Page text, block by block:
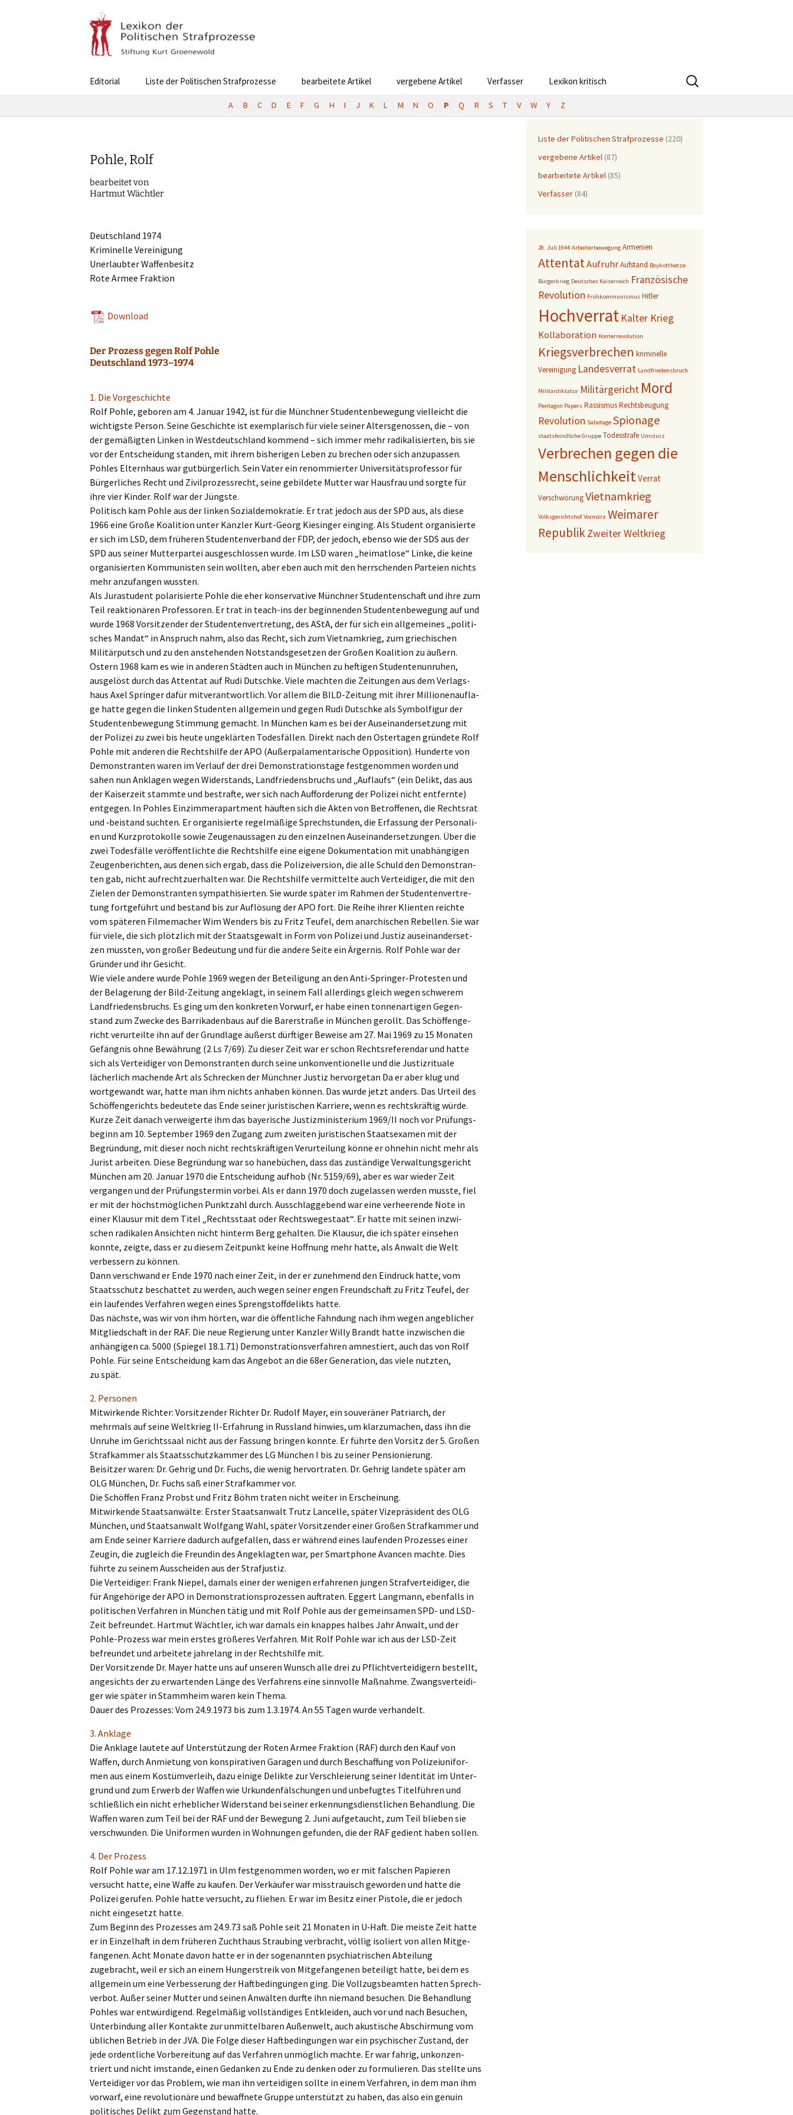
Editorial Liste der Politischen Strafprozesse bearbeitete Artikel vergebene Artikel Verfasser Lexikon kritisch
Suchen
nach:
A B C D E F G H I J K L M N O P Q R S T V W Y Z
Pohle, Rolf
bearbei­tet von
Hartmut Wächtler
Deutsch­land 1974
Krimi­nel­le Vereinigung
Unerlaub­ter Waffenbesitz
Rote Armee Fraktion
Download
Der Prozess gegen Rolf Pohle
Deutschland 1973–1974
1. Die Vorgeschichte
Rolf Pohle, geboren am 4. Januar 1942, ist für die Münch­ner Studen­ten­be­we­gung vielleicht die
wichtigs­te Person. Seine Geschich­te ist exempla­risch für viele seiner Alters­ge­nos­sen, die – von
der gemäßig­ten Linken in Westdeutsch­land kommend – sich immer mehr radika­li­sier­ten, bis sie
vor der Entschei­dung standen, mit ihrem bishe­ri­gen Leben zu brechen oder sich anzupassen.
Pohles Eltern­haus war gutbür­ger­lich. Sein Vater ein renom­mier­ter Univer­si­täts­pro­fes­sor für
Bürger­li­ches Recht und Zivil­pro­zess­recht, seine gebil­de­te Mutter war Hausfrau und sorgte für
ihre vier Kinder. Rolf war der Jüngste.
Politisch kam Pohle aus der linken Sozial­de­mo­kra­tie. Er trat jedoch aus der SPD aus, als diese
1966 eine Große Koali­ti­on unter Kanzler Kurt-Georg Kiesin­ger einging. Als Student organi­sier­te
er sich im LSD, dem frühe­ren Studen­ten­ver­band der FDP, der jedoch, ebenso wie der SDS aus der
SPD aus seiner Mutter­par­tei ausge­schlos­sen wurde. Im LSD waren „heimat­lo­se“ Linke, die keine
organi­sier­ten Kommu­nis­ten sein wollten, aber eben auch mit den herrschen­den Partei­en nichts
mehr anzufan­gen wussten.
Als Jurastu­dent polari­sier­te Pohle die eher konser­va­ti­ve Münch­ner Studen­ten­schaft und ihre zum
Teil reaktio­nä­ren Profes­so­ren. Er trat in teach-ins der begin­nen­den Studen­ten­be­we­gung auf und
wurde 1968 Vorsit­zen­der der Studen­ten­ver­tre­tung, des AStA, der für sich ein allge­mei­nes „politi­
sches Mandat“ in Anspruch nahm, also das Recht, sich zum Vietnam­krieg, zum griechi­schen
Militär­putsch und zu den anste­hen­den Notstands­ge­set­zen der Großen Koali­ti­on zu äußern.
Ostern 1968 kam es wie in anderen Städten auch in München zu hefti­gen Studen­ten­un­ru­hen,
ausge­löst durch das Atten­tat auf Rudi Dutsch­ke. Viele machten die Zeitun­gen aus dem Verlags­
haus Axel Sprin­ger dafür mitver­ant­wort­lich. Vor allem die BILD-Zeitung mit ihrer Millio­nen­auf­la­
ge hatte gegen die linken Studen­ten allge­mein und gegen Rudi Dutsch­ke als Symbol­fi­gur der
Studen­ten­be­we­gung Stimmung gemacht. In München kam es bei der Ausein­an­der­set­zung mit
der Polizei zu zwei bis heute ungeklär­ten Todes­fäl­len. Direkt nach den Oster­ta­gen gründe­te Rolf
Pohle mit anderen die Rechts­hil­fe der APO (Außer­pa­l­a­men­ta­ri­sche Opposi­ti­on). Hunder­te von
Demons­tran­ten waren im Verlauf der drei Demons­tra­ti­ons­ta­ge festge­nom­men worden und
sahen nun Ankla­gen wegen Wider­stands, Landfrie­dens­bruchs und „Auflaufs“ (ein Delikt, das aus
der Kaiser­zeit stamm­te und bestraf­te, wer sich nach Auffor­de­rung der Polizei nicht entfern­te)
entge­gen. In Pohles Einzim­mer­apart­ment häuften sich die Akten von Betrof­fe­nen, die Rechts­rat
und ‑beistand suchten. Er organi­sier­te regel­mä­ßi­ge Sprech­stun­den, die Erfas­sung der Perso­na­li­
en und Kurzpro­to­kol­le sowie Zeugen­aus­sa­gen zu den einzel­nen Ausein­an­der­set­zun­gen. Über die
zwei Todes­fäl­le veröf­fent­lich­te die Rechts­hil­fe eine eigene Dokumen­ta­ti­on mit unabhän­gi­gen
Zeugen­be­rich­ten, aus denen sich ergab, dass die Polizei­ver­si­on, die alle Schuld den Demons­tran­
ten gab, nicht aufrecht­zu­er­hal­ten war. Die Rechts­hil­fe vermit­tel­te auch Vertei­di­ger, die mit den
Zielen der Demons­tran­ten sympa­thi­sier­ten. Sie wurde später im Rahmen der Studen­ten­ver­tre­
tung fortge­führt und bestand bis zur Auflö­sung der APO fort. Die Reihe ihrer Klien­ten reich­te
vom späte­ren Filme­ma­cher Wim Wenders bis zu Fritz Teufel, dem anarchi­schen Rebel­len. Sie war
für viele, die sich plötz­lich mit der Staats­ge­walt in Form von Polizei und Justiz ausein­an­der­set­
zen mussten, von großer Bedeu­tung und für die andere Seite ein Ärger­nis. Rolf Pohle war der
Gründer und ihr Gesicht.
Wie viele andere wurde Pohle 1969 wegen der Betei­li­gung an den Anti-Sprin­ger-Protes­ten und
der Belage­rung der Bild-Zeitung angeklagt, in seinem Fall aller­dings gleich wegen schwe­rem
Landfrie­dens­bruchs. Es ging um den konkre­ten Vorwurf, er habe einen tonnen­ar­ti­gen Gegen­
stand zum Zwecke des Barri­ka­den­baus auf die Barer­stra­ße in München gerollt. Das Schöf­fen­ge­
richt verur­teil­te ihn auf der Grund­la­ge äußerst dürfti­ger Bewei­se am 27. Mai 1969 zu 15 Monaten
Gefäng­nis ohne Bewäh­rung (2 Ls 7/69). Zu dieser Zeit war er schon Rechts­re­fe­ren­dar und hatte
sich als Vertei­di­ger von Demons­tran­ten durch seine unkon­ven­tio­nel­le und die Justiz­ri­tua­le
lächer­lich machen­de Art als Schre­cken der Münch­ner Justiz hervor­ge­tan Da er aber klug und
wortge­wandt war, hatte man ihm nichts anhaben können. Das wurde jetzt anders. Das Urteil des
Schöf­fen­ge­richts bedeu­te­te das Ende seiner juris­ti­schen Karrie­re, wenn es rechts­kräf­tig würde.
Kurze Zeit danach verwei­ger­te ihm das bayeri­sche Justiz­mi­nis­te­ri­um 1969/II noch vor Prüfungs­
be­ginn am 10. Septem­ber 1969 den Zugang zum zweiten juris­ti­schen Staats­examen mit der
Begrün­dung, mit dieser noch nicht rechts­kräf­ti­gen Verur­tei­lung könne er ohnehin nicht mehr als
Jurist arbei­ten. Diese Begrün­dung war so hanebü­chen, dass das zustän­di­ge Verwal­tungs­ge­richt
München am 20. Januar 1970 die Entschei­dung aufhob (Nr. 5159/69), aber es war wieder Zeit
vergan­gen und der Prüfungs­ter­min vorbei. Als er dann 1970 doch zugelas­sen werden musste, fiel
er mit der höchst­mög­li­chen Punkt­zahl durch. Ausschlag­ge­bend war eine verhee­ren­de Note in
einer Klausur mit dem Titel „Rechts­staat oder Rechts­we­ge­staat“. Er hatte mit seinen inzwi­
schen radika­len Ansich­ten nicht hinterm Berg gehal­ten. Die Klausur, die ich später einse­hen
konnte, zeigte, dass er zu diesem Zeitpunkt keine Hoffnung mehr hatte, als Anwalt die Welt
verbes­sern zu können.
Dann verschwand er Ende 1970 nach einer Zeit, in der er zuneh­mend den Eindruck hatte, vom
Staats­schutz beschat­tet zu werden, auch wegen seiner engen Freund­schaft zu Fritz Teufel, der
ein laufen­des Verfah­ren wegen eines Spreng­stoff­de­likts hatte.
Das nächs­te, was wir von ihm hörten, war die öffent­li­che Fahndung nach ihm wegen angeb­li­cher
Mitglied­schaft in der RAF. Die neue Regie­rung unter Kanzler Willy Brandt hatte inzwi­schen die
anhän­gi­gen ca. 5000 (Spiegel 18.1.71) Demons­tra­ti­ons­ver­fah­ren amnes­tiert, auch das von Rolf
Pohle. Für seine Entschei­dung kam das Angebot an die 68er Genera­ti­on, das viele nutzten,
zu spät.
2. Perso­nen
Mitwir­ken­de Richter: Vorsit­zen­der Richter Dr. Rudolf Mayer, ein souve­rä­ner Patri­arch, der
mehrmals auf seine Weltkrieg II-Erfah­rung in Russland hinwies, um klarzu­ma­chen, dass ihn die
Unruhe im Gerichts­saal nicht aus der Fassung bringen konnte. Er führte den Vorsitz der 5. Großen
Straf­kam­mer als Staats­schutz­kam­mer des LG München I bis zu seiner Pensionierung.
Beisit­zer waren: Dr. Gehrig und Dr. Fuchs, die wenig hervor­tra­ten. Dr. Gehrig lande­te später am
OLG München, Dr. Fuchs saß einer Straf­kam­mer vor.
Die Schöf­fen Franz Probst und Fritz Böhm traten nicht weiter in Erscheinung.
Mitwir­ken­de Staats­an­wäl­te: Erster Staats­an­walt Trutz Lancel­le, später Vizeprä­si­dent des OLG
München, und Staats­an­walt Wolfgang Wahl, später Vorsit­zen­der einer Großen Straf­kam­mer und
am Ende seiner Karrie­re dadurch aufge­fal­len, dass er während eines laufen­den Prozes­ses einer
Zeugin, die zugleich die Freun­din des Angeklag­ten war, per Smart­phone Avancen machte. Dies
führte zu seinem Ausschei­den aus der Strafjustiz.
Die Vertei­di­ger: Frank Niepel, damals einer der wenigen erfah­re­nen jungen Straf­ver­tei­di­ger, die
für Angehö­ri­ge der APO in Demons­tra­ti­ons­pro­zes­sen auftra­ten. Eggert Langmann, ebenfalls in
politi­schen Verfah­ren in München tätig und mit Rolf Pohle aus der gemein­sa­men SPD- und LSD-
Zeit befreun­det. Hartmut Wächt­ler, ich war damals ein knappes halbes Jahr Anwalt, und der
Pohle-Prozess war mein erstes größe­res Verfah­ren. Mit Rolf Pohle war ich aus der LSD-Zeit
befreun­det und arbei­te­te jahre­lang in der Rechts­hil­fe mit.
Der Vorsit­zen­de Dr. Mayer hatte uns auf unseren Wunsch alle drei zu Pflicht­ver­tei­di­gern bestellt,
angesichts der zu erwar­ten­den Länge des Verfah­rens eine sinnvol­le Maßnah­me. Zwangs­ver­tei­di­
ger wie später in Stamm­heim waren kein Thema.
Dauer des Prozes­ses: Vom 24.9.1973 bis zum 1.3.1974. An 55 Tagen wurde verhandelt.
3. Ankla­ge
Die Ankla­ge laute­te auf Unter­stüt­zung der Roten Armee Frakti­on (RAF) durch den Kauf von
Waffen, durch Anmie­tung von konspi­ra­ti­ven Garagen und durch Beschaf­fung von Polizei­uni­for­
men aus einem Kostüm­ver­leih, dazu einige Delik­te zur Verschleie­rung seiner Identi­tät im Unter­
grund und zum Erwerb der Waffen wie Urkun­den­fäl­schun­gen und unbefug­tes Titel­füh­ren und
schließ­lich ein nicht erheb­li­cher Wider­stand bei seiner erken­nungs­dienst­li­chen Behand­lung. Die
Waffen waren zum Teil bei der RAF und der Bewegung 2. Juni aufge­taucht, zum Teil blieben sie
verschwun­den. Die Unifor­men wurden in Wohnun­gen gefun­den, die der RAF gedient haben sollen.
4. Der Prozess
Rolf Pohle war am 17.12.1971 in Ulm festge­nom­men worden, wo er mit falschen Papie­ren
versucht hatte, eine Waffe zu kaufen. Der Verkäu­fer war misstrau­isch gewor­den und hatte die
Polizei gerufen. Pohle hatte versucht, zu fliehen. Er war im Besitz einer Pisto­le, die er jedoch
nicht einge­setzt hatte.
Zum Beginn des Prozes­ses am 24.9.73 saß Pohle seit 21 Monaten in U‑Haft. Die meiste Zeit hatte
er in Einzel­haft in dem frühe­ren Zucht­haus Strau­bing verbracht, völlig isoliert von allen Mitge­
fan­ge­nen. Acht Monate davon hatte er in der sogenann­ten psych­ia­tri­schen Abtei­lung
zugebracht, weil er sich an einem Hunger­streik von Mitge­fan­ge­nen betei­ligt hatte, bei dem es
allge­mein um eine Verbes­se­rung der Haftbe­din­gun­gen ging. Die Vollzugs­be­am­ten hatten Sprech­
ver­bot. Außer seiner Mutter und seinen Anwäl­ten durfte ihn niemand besuchen. Die Behand­lung
Pohles war entwür­di­gend. Regel­mä­ßig vollstän­di­ges Entklei­den, auch vor und nach Besuchen,
Unter­bin­dung aller Kontak­te zur unmit­tel­ba­ren Außen­welt, auch akusti­sche Abschir­mung vom
üblichen Betrieb in der JVA. Die Folge dieser Haftbe­din­gun­gen war ein psychi­scher Zustand, der
jede ordent­li­che Vorbe­rei­tung auf das Verfah­ren unmög­lich machte. Er war fahrig, unkon­zen­
triert und nicht imstan­de, einen Gedan­ken zu Ende zu denken oder zu formu­lie­ren. Das stell­te uns
Vertei­di­ger vor das Problem, wie man ihn vertei­di­gen sollte in einem Verfah­ren, in dem man ihm
vorwarf, eine revolu­tio­nä­re und bewaff­ne­te Gruppe unter­stützt zu haben, das also ein genuin
politi­sches Delikt zum Gegen­stand hatte.
Liste der Politischen Strafprozesse (220)
vergebene Artikel (87)
bearbeitete Artikel (85)
Verfasser (84)
20. Juli 1944 Arbeiterbewegung Armenien
AttentatAufruhrAufstand Boykotthetze
Bürgerkrieg Deutsches Kaiserreich Französische
Revolution Frühkommunismus Hitler
Hochverrat Kalter Krieg
Kollaboration Konterrevolution
Kriegsverbrechen kriminelle
Vereinigung Landesverrat Landfriedensbruch
Militärdiktatur Militärgericht Mord
Pentagon Papers RassismusRechtsbeugung
Revolution Sabotage Spionage
staatsfeindliche Gruppe Todesstrafe Umsturz
Verbrechen gegen die
MenschlichkeitVerrat
VerschwörungVietnamkrieg
Volksgerichtshof Vormärz Weimarer
RepublikZweiter Weltkrieg